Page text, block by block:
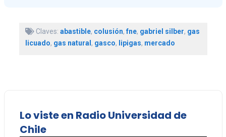
Claves: abastible, colusión,fne, gabriel silber, gas
licuado, gas natural, gasco, lipigas, mercado
Lo viste en Radio Universidad de
Chile